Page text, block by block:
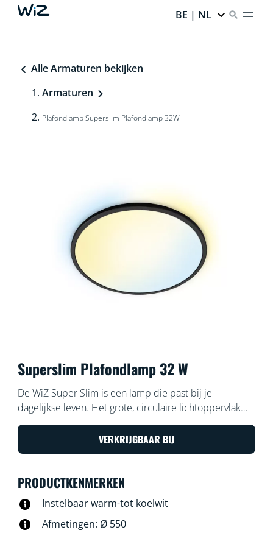
BE | NL
Alle Armaturen bekijken
Armaturen
Plafondlamp Superslim Plafondlamp 32W
Superslim Plafondlamp 32 W
De WiZ Super Slim is een lamp die past bij je
dagelijkse leven. Het grote, circulaire lichtoppervlak
vult je ruimte met koelblauw licht, zodat je je goed
kunt concentreren of met zacht en warm licht,
waarmee je kunt ontspannen.
VERKRIJGBAAR BIJ
PRODUCTKENMERKEN
Instelbaar warm-tot koelwit
Afmetingen: Ø 550